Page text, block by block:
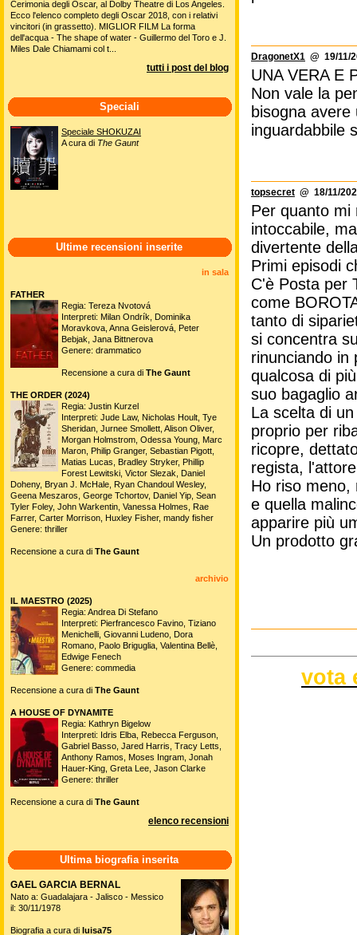
DragonetX1 @ 19/11/
UNA VERA E
Non vale la
bisogna
inguardabbile
topsecret @ 18/11/
Per quanto mi
intoccabile,
divertente
Primi episodi
C'è Posta per
come
tanto di
si concentra
rinunciando in
qualcosa di
suo bagaglio
La scelta di
proprio per
ricopre,
regista,
Ho riso meno,
e quella
apparire più
Un prodotto
vota
Cerimonia degli Oscar, al Dolby Theatre di Los Angeles.
Ecco l'elenco completo degli Oscar 2018, con i relativi
vincitori (in grassetto). MIGLIOR FILM La forma
dell'acqua - The shape of water - Guillermo del Toro e J.
Miles Dale Chiamami col t...
tutti i post del blog
Speciali
Speciale SHOKUZAI
A cura di The Gaunt
Ultime recensioni inserite
in sala
FATHER
Regia: Tereza Nvotová
Interpreti: Milan Ondrík, Dominika
Moravkova, Anna Geislerová, Peter
Bebjak, Jana Bittnerova
Genere: drammatico
Recensione a cura di The Gaunt
THE ORDER (2024)
Regia: Justin Kurzel
Interpreti: Jude Law, Nicholas Hoult, Tye
Sheridan, Jurnee Smollett, Alison Oliver,
Morgan Holmstrom, Odessa Young, Marc
Maron, Philip Granger, Sebastian Pigott,
Matias Lucas, Bradley Stryker, Phillip
Forest Lewitski, Victor Slezak, Daniel
Doheny, Bryan J. McHale, Ryan Chandoul Wesley,
Geena Meszaros, George Tchortov, Daniel Yip, Sean
Tyler Foley, John Warkentin, Vanessa Holmes, Rae
Farrer, Carter Morrison, Huxley Fisher, mandy fisher
Genere: thriller
Recensione a cura di The Gaunt
archivio
IL MAESTRO (2025)
Regia: Andrea Di Stefano
Interpreti: Pierfrancesco Favino, Tiziano
Menichelli, Giovanni Ludeno, Dora
Romano, Paolo Briguglia, Valentina Bellè,
Edwige Fenech
Genere: commedia
Recensione a cura di The Gaunt
A HOUSE OF DYNAMITE
Regia: Kathryn Bigelow
Interpreti: Idris Elba, Rebecca Ferguson,
Gabriel Basso, Jared Harris, Tracy Letts,
Anthony Ramos, Moses Ingram, Jonah
Hauer-King, Greta Lee, Jason Clarke
Genere: thriller
Recensione a cura di The Gaunt
elenco recensioni
Ultima biografia inserita
GAEL GARCIA BERNAL
Nato a: Guadalajara - Jalisco - Messico
il: 30/11/1978
Biografia a cura di luisa75